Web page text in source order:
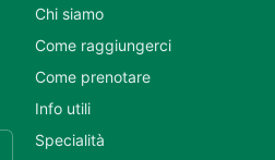
Chi siamo
Come raggiungerci
Come prenotare
Info utili
Specialità